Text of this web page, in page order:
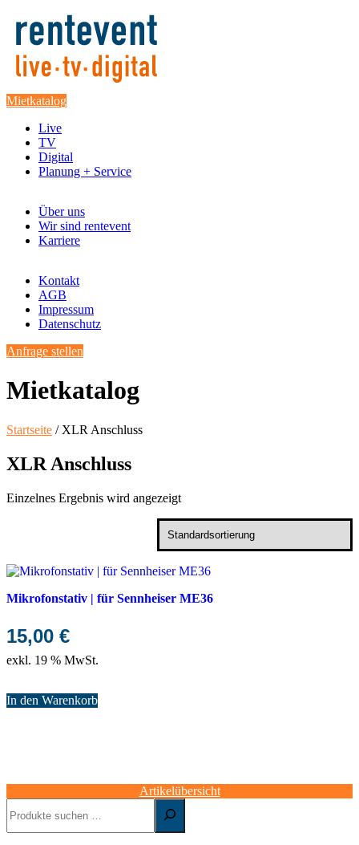
Mietkatalog
Live
TV
Digital
Planung + Service
Über uns
Wir sind rentevent
Karriere
Kontakt
AGB
Impressum
Datenschutz
Anfrage stellen
Mietkatalog
Startseite / XLR Anschluss
XLR Anschluss
Einzelnes Ergebnis wird angezeigt
Mikrofonstativ | für Sennheiser ME36
15,00 €
exkl. 19 % MwSt.
In den Warenkorb
Artikelübersicht